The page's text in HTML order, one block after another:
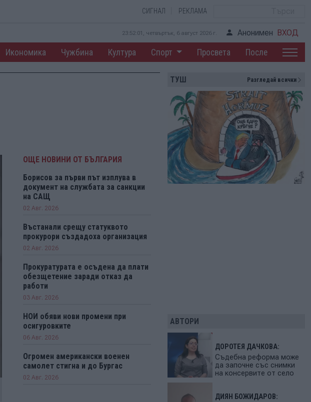
СИГНАЛ РЕКЛАМА
23:52:01, четвъртък, 6 август 2026 г. Анонимен ВХОД
Икономика Чужбина Култура Спорт Просвета После
ОЩЕ НОВИНИ ОТ БЪЛГАРИЯ
Борисов за първи път изплува в
документ на службата за санкции
на САЩ
02 Авг. 2026
Въстанали срещу статуквото
прокурори създадоха организация
02 Авг. 2026
Прокуратурата е осъдена да плати
обезщетение заради отказ да
работи
03 Авг. 2026
НОИ обяви нови промени при
осигуровките
06 Авг. 2026
Огромен американски военен
самолет стигна и до Бургас
02 Авг. 2026
ТУШ Разгледай всички
АВТОРИ
ДОРОТЕЯ ДАЧКОВА:
Съдебна реформа може
да започне със снимки
на консервите от село
ДИЯН БОЖИДАРОВ: